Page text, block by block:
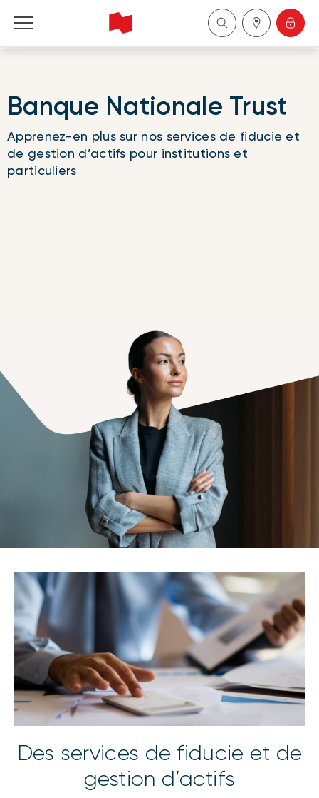
Entreprises
Gestion de patrimoine
Banque Nationale Trust
Apprenez-en plus sur nos services de fiducie et
de gestion d’actifs pour institutions et
particuliers
Des services de fiducie et de
gestion d’actifs